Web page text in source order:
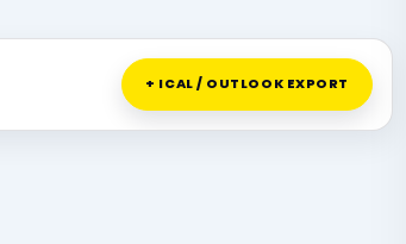
+ ICAL / OUTLOOK EXPORT